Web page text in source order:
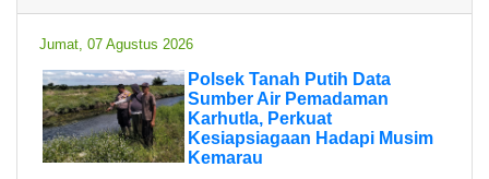
Jumat, 07 Agustus 2026
Polsek Tanah Putih Data
Sumber Air Pemadaman
Karhutla, Perkuat
Kesiapsiagaan Hadapi Musim
Kemarau